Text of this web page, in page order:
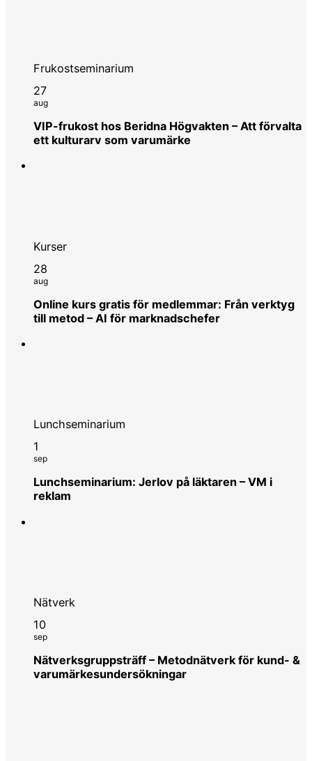
Frukostseminarium
27
aug
VIP-frukost hos Beridna Högvakten – Att förvalta
ett kulturarv som varumärke
Kurser
28
aug
Online kurs gratis för medlemmar: Från verktyg
till metod – AI för marknadschefer
Lunchseminarium
1
sep
Lunchseminarium: Jerlov på läktaren – VM i
reklam
Nätverk
10
sep
Nätverksgruppsträff – Metodnätverk för kund- &
varumärkesundersökningar